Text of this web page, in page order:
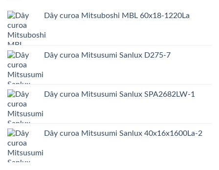
Dây curoa Mitsuboshi MBL 60x18-1220La
Dây curoa Mitsusumi Sanlux D275-7
Dây curoa Mitsusumi Sanlux SPA2682LW-1
Dây curoa Mitsusumi Sanlux 40x16x1600La-2